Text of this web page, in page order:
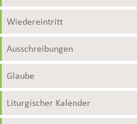
Wiedereintritt
Ausschreibungen
Glaube
Liturgischer Kalender